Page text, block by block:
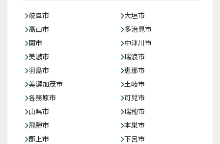
岐阜市
大垣市
高山市
多治見市
関市
中津川市
美濃市
瑞浪市
羽島市
恵那市
美濃加茂市
土岐市
各務原市
可児市
山県市
瑞穂市
飛騨市
本巣市
郡上市
下呂市